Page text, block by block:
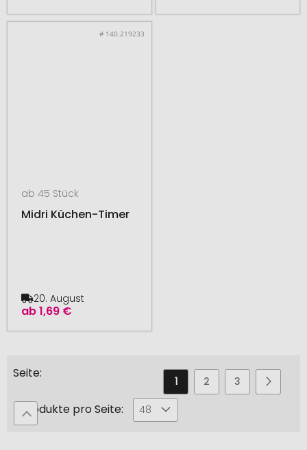
# 140.219233
ab 45 Stück
Midri Küchen-Timer
ab1,69 €
20. August
Seite
Sie
lesen
gerade
1 Seite
2 Seite
3 Seite
4
Produkte pro Seite: 48